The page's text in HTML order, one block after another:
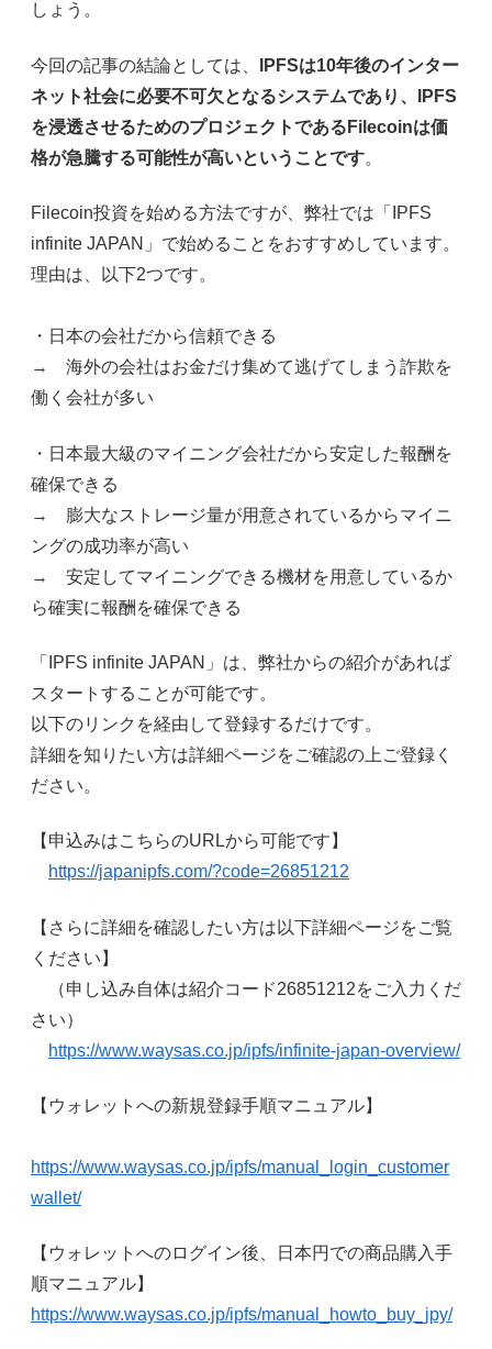
しょう。
今回の記事の結論としては、
IPFSは10年後のインター
ネット社会に必要不可欠となるシステムであり、IPFS
を浸透させるためのプロジェクトであるFilecoinは価
格が急騰する可能性が高いということです。
Filecoin投資を始める方法ですが、弊社では「IPFS
infinite JAPAN」で始めることをおすすめしています。
理由は、以下2つです。
・日本の会社だから信頼できる
→ 海外の会社はお金だけ集めて逃げてしまう詐欺を
働く会社が多い
・日本最大級のマイニング会社だから安定した報酬を
確保できる
→ 膨大なストレージ量が用意されているからマイニ
ングの成功率が高い
→ 安定してマイニングできる機材を用意しているか
ら確実に報酬を確保できる
「IPFS infinite JAPAN」は、弊社からの紹介があれば
スタートすることが可能です。
以下のリンクを経由して登録するだけです。
詳細を知りたい方は詳細ページをご確認の上ご登録く
ださい。
【申込みはこちらのURLから可能です】
https://japanipfs.com/?code=26851212
【さらに詳細を確認したい方は以下詳細ページをご覧
ください】
（申し込み自体は紹介コード26851212をご入力くだ
さい）
https://www.waysas.co.jp/ipfs/infinite-japan-overview/
【ウォレットへの新規登録手順マニュアル】
https://www.waysas.co.jp/ipfs/manual_login_customer
wallet/
【ウォレットへのログイン後、日本円での商品購入手
順マニュアル】
https://www.waysas.co.jp/ipfs/manual_howto_buy_jpy/